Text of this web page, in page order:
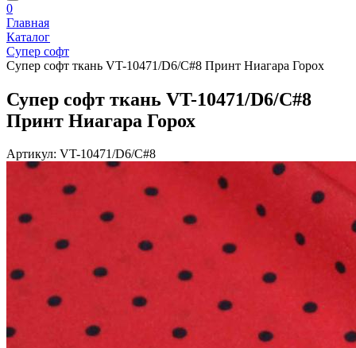
0
Главная
Каталог
Супер софт
Супер софт ткань VT-10471/D6/C#8 Принт Ниагара Горох
Супер софт ткань VT-10471/D6/C#8
Принт Ниагара Горох
Артикул: VT-10471/D6/C#8